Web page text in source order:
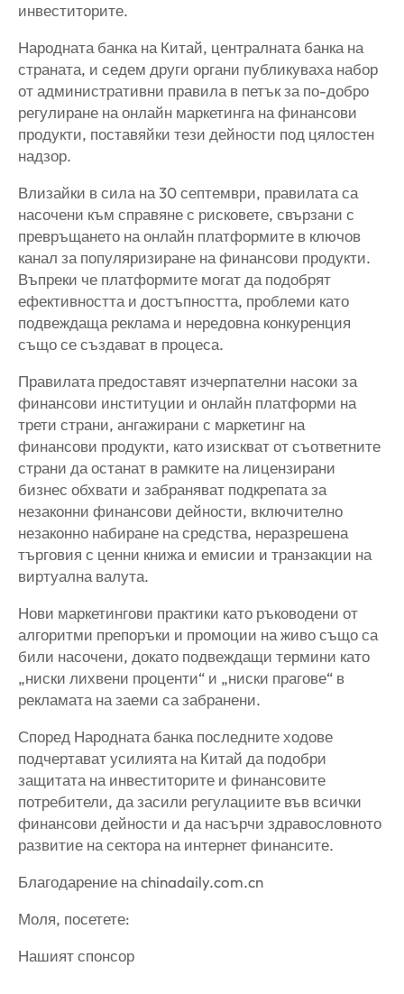
инвеститорите.
Народната банка на Китай, централната банка на
страната, и седем други органи публикуваха набор
от административни правила в петък за по-добро
регулиране на онлайн маркетинга на финансови
продукти, поставяйки тези дейности под цялостен
надзор.
Влизайки в сила на 30 септември, правилата са
насочени към справяне с рисковете, свързани с
превръщането на онлайн платформите в ключов
канал за популяризиране на финансови продукти.
Въпреки че платформите могат да подобрят
ефективността и достъпността, проблеми като
подвеждаща реклама и нередовна конкуренция
също се създават в процеса.
Правилата предоставят изчерпателни насоки за
финансови институции и онлайн платформи на
трети страни, ангажирани с маркетинг на
финансови продукти, като изискват от съответните
страни да останат в рамките на лицензирани
бизнес обхвати и забраняват подкрепата за
незаконни финансови дейности, включително
незаконно набиране на средства, неразрешена
търговия с ценни книжа и емисии и транзакции на
виртуална валута.
Нови маркетингови практики като ръководени от
алгоритми препоръки и промоции на живо също са
били насочени, докато подвеждащи термини като
„ниски лихвени проценти“ и „ниски прагове“ в
рекламата на заеми са забранени.
Според Народната банка последните ходове
подчертават усилията на Китай да подобри
защитата на инвеститорите и финансовите
потребители, да засили регулациите във всички
финансови дейности и да насърчи здравословното
развитие на сектора на интернет финансите.
Благодарение на chinadaily.com.cn
Моля, посетете:
Нашият спонсор